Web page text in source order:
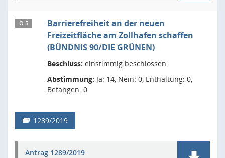
Ö 5
Barrierefreiheit an der neuen
Freizeitfläche am Zollhafen schaffen
(BÜNDNIS 90/DIE GRÜNEN)
Beschluss: einstimmig beschlossen
Abstimmung: Ja: 14, Nein: 0, Enthaltung: 0,
Befangen: 0
1289/2019
Antrag 1289/2019